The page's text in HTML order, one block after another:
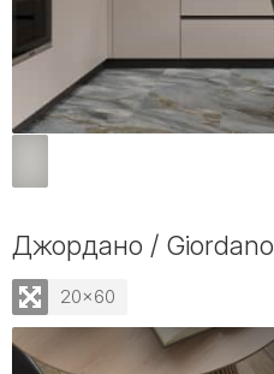
Джордано / Giordano
20x60